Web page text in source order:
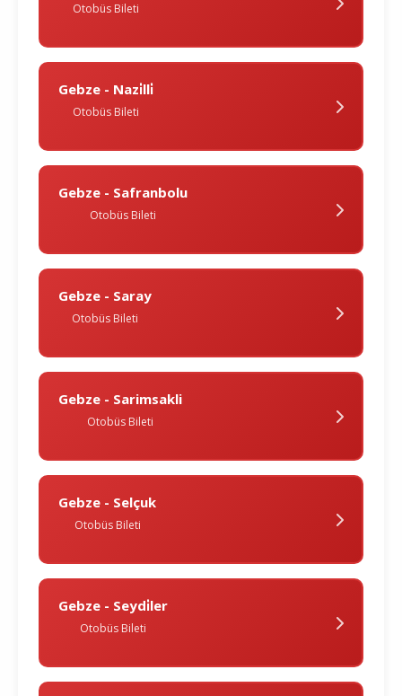
Otobüs Bileti
Gebze - Nazi̇lli̇
Otobüs Bileti
Gebze - Safranbolu
Otobüs Bileti
Gebze - Saray
Otobüs Bileti
Gebze - Sarimsakli
Otobüs Bileti
Gebze - Selçuk
Otobüs Bileti
Gebze - Seydi̇ler
Otobüs Bileti